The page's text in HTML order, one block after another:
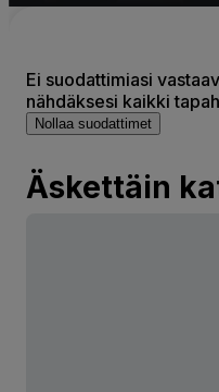
Ei suodattimiasi
nähdäksesi kaikki
Nollaa suodattimet
Äskettäin